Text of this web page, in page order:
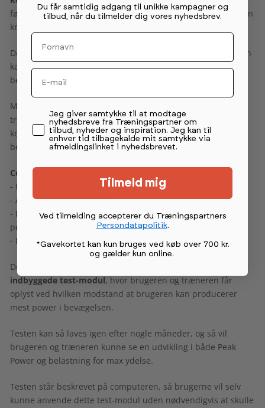
fødderne, gør at brugeren kan presse sig tilbage med alt den
kraft og acceleration som ønskes.
Denne station er bygget for
, så brugeren
kan koncentrere sig om at yde maksimalt igennem
bevægelsen og derved optimere resultatet af sin træning.
Modstanden justeres hurtigt og nemt ved hjælp af de 2
trykknapper på håndtagene. Brugeren er derfor i total
kontrol med modstanden og kan justere den igennem hele
bevægelsen.Modstanden kan justeres fra 0 - 123 kg.
Computeren fra Keiser
- Modstand der trænes med
- Antal gentagelser (reps)
- Peak Power (Den rep, hvor brugeren har produceret mest
power i sin bevægelse)
- Procent af Peak Power på den sidst kørte rep
Der hvor Keiser computeren virkelig skiller sig ud, er via
det
indbyggede test-modul, hvor brugeren og træneren får
oplyst ved hvilken modstand at brugeren kan producerer
mest power i bevægelsen.
Testen kan så laves igen efter nogle måneder, og så vil
brugeren og træneren kunne se en udvikling i både Peak
Power og belastning for max ydelse.
Testen står beskrevet på computeren, så brugerne vil selv
kunne anvende dette test-modul uden nødvendigvis at skulle
Du får samtidig adgang til unikke kampagner og
tilbud, når du tilmelder dig vores nyhedsbrev.
Fornavn
Email
Permission tekst
Jeg giver samtykke til at modtage
nyhedsbreve fra Træningspartner om
tilbud, nyheder og inspiration. Jeg kan til
enhver tid tilbagekalde mit samtykke via
afmeldingslinket i nyhedsbrevet.
Tilmeld mig
Ved tilmelding accepterer du Træningspartners
Persondatapolitik.
*Gavekortet kan kun bruges ved køb over 700 kr.
og gælder kun online.